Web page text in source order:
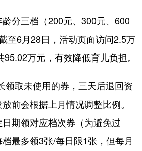
分三档（200元、300元、600
至6月28日，活动页面访问2.5万
万元，有效降低育儿负担。
取未使用的券，三天后退回资
前会根据上月情况调整比例。
期领对应档次券（为避免过
最多领3张/每日限1张，但每月